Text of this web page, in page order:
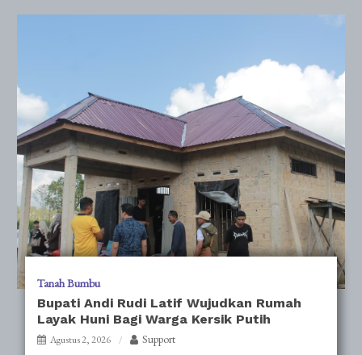
Tanah Bumbu
Bupati Andi Rudi Latif Wujudkan Rumah
Layak Huni Bagi Warga Kersik Putih
Agustus 2, 2026 Support